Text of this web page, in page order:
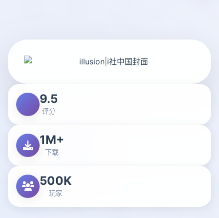
9.5
评分
1M+
下载
500K
玩家